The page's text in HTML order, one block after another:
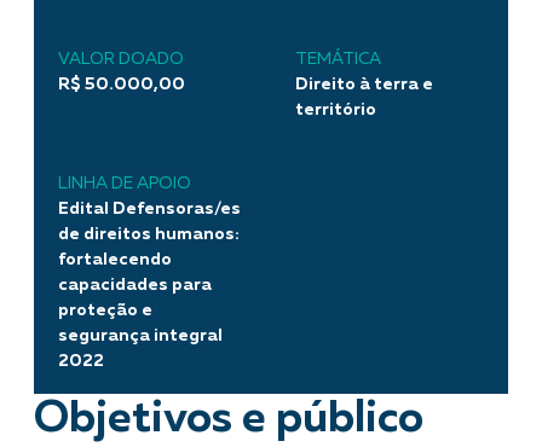
VALOR DOADO
R$ 50.000,00
TEMÁTICA
Direito à terra e
território
LINHA DE APOIO
Edital Defensoras/es
de direitos humanos:
fortalecendo
capacidades para
proteção e
segurança integral
2022
Objetivos e público